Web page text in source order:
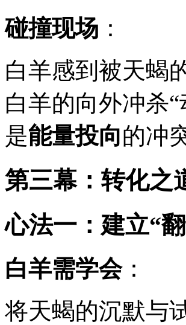
碰撞现场 ：
白羊感到被天蝎
白羊的向外冲杀
是能量投向的冲
第三幕：转化
心法一：建立“
白羊需学会：
将天蝎的沉默与